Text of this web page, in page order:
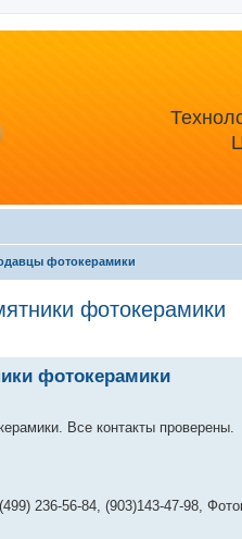
фотокерамики
фотокерамики
фотокерамики
Все контакты проверены.
236-56-84, (903)143-47-98,